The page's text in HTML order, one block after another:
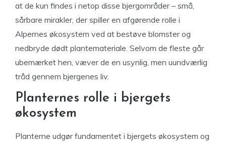
at de kun findes i netop disse bjergområder – små,
sårbare mirakler, der spiller en afgørende rolle i
Alpernes økosystem ved at bestøve blomster og
nedbryde dødt plantemateriale. Selvom de fleste går
ubemærket hen, væver de en usynlig, men uundværlig
tråd gennem bjergenes liv.
Planternes rolle i bjergets
økosystem
Planterne udgør fundamentet i bjergets økosystem og